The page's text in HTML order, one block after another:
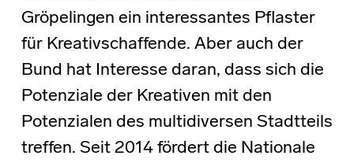
Gröpelingen ein interessantes Pflaster
für Kreativschaffende. Aber auch der
Bund hat Interesse daran, dass sich die
Potenziale der Kreativen mit den
Potenzialen des multidiversen Stadtteils
treffen. Seit 2014 fördert die Nationale